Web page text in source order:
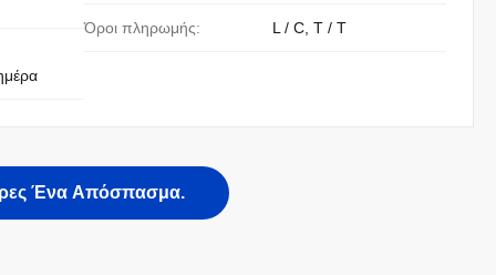
Όροι πληρωμής: L / C, T / T
Ένα Απόσπασμα.